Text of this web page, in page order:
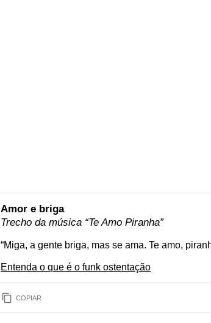
Amor e briga
Trecho da música “Te Amo Piranha”
“Miga, a gente briga, mas se ama. Te amo,
Entenda o que é o funk ostentação
COPIAR